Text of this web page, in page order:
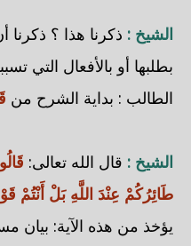
الشيخ : ذكرنا هذا ؟ ذكرنا
بطلبها أو بالأفعال التي
الطالب : بداية الشرح من
الشيخ : قال الله تعالى:
طَائِرُكُمْ عِنْدَ اللَّهِ بَلْ أَنْتُمْ
يؤخذ من هذه الآية: بيان